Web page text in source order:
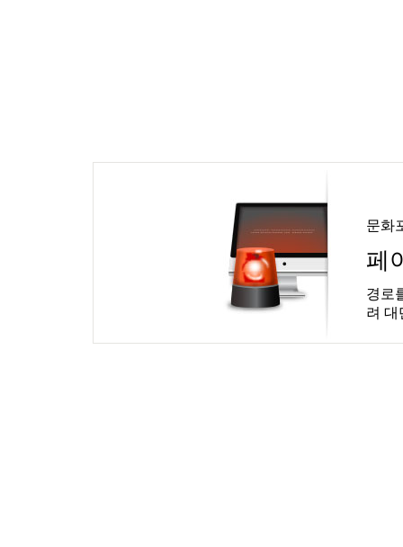
문화
페
경로
려 대